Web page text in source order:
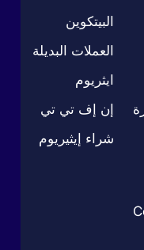
البيتكوين
العملات البديلة
ايثريوم
إن إف تي تي
شراء إيثيريوم